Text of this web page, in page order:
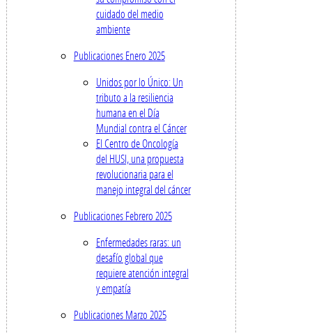
cuidado del medio
ambiente
Publicaciones Enero 2025
Unidos por lo Único: Un
tributo a la resiliencia
humana en el Día
Mundial contra el Cáncer
El Centro de Oncología
del HUSI, una propuesta
revolucionaria para el
manejo integral del cáncer
Publicaciones Febrero 2025
Enfermedades raras: un
desafío global que
requiere atención integral
y empatía
Publicaciones Marzo 2025